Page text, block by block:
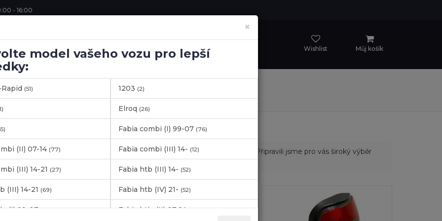
×
model vašeho vozu pro lepší
(51) 1203 (2)
Elroq (26)
Fabia combi (I) 99-07 (76)
(II) 07-14 (77) Fabia combi (III) 14- (12)
(III) 14-21 (27) Fabia htb (III) 14- (52)
(III) 14-21 (69) Fabia htb (IV) 21- (52)
(I) 99-07(263) Fabia htb. (II) 07-14(166)
- 16:00
Wishlist Můj košík
si z naší nabídky autodoplňků, spoilerů a dalšího příslušenství pro Škodu. Připravili jsme pro vás široký výběr
dílů, které vám pomohou ve vaší cestě k úpravě a tuningu vašeho vozu.